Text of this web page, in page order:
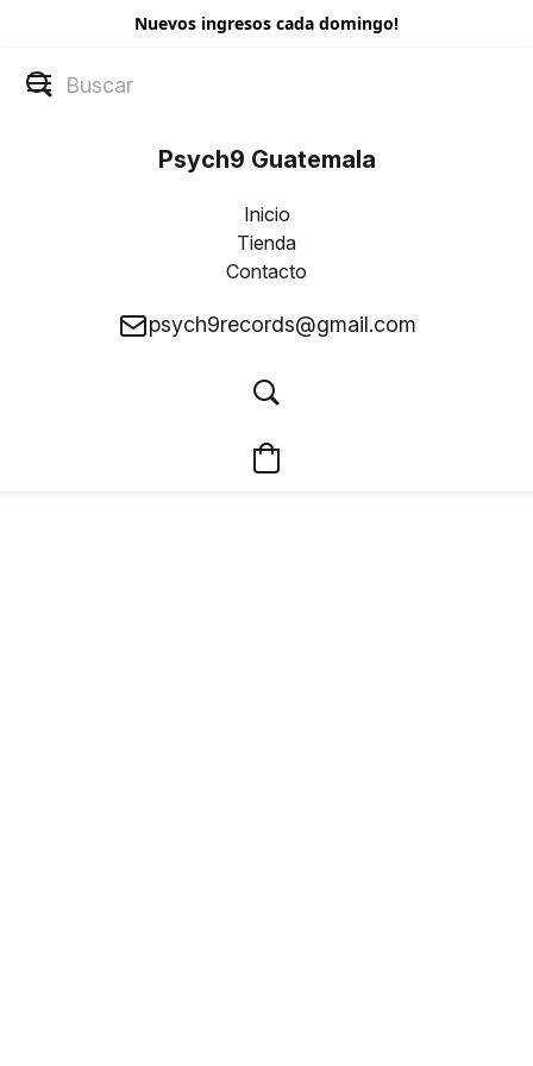
Nuevos ingresos cada domingo!
Psych9 Guatemala
Inicio
Tienda
Contacto
psych9records@gmail.com